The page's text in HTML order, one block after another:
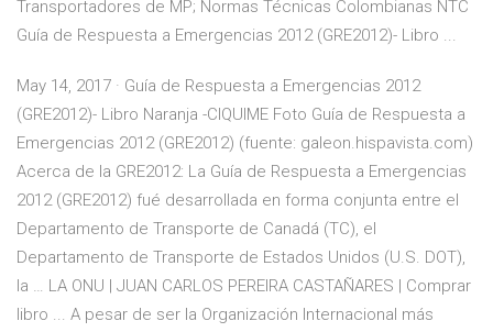
Transportadores de MP; Normas Técnicas Colombianas NTC
Guía de Respuesta a Emergencias 2012 (GRE2012)- Libro ...
May 14, 2017 · Guía de Respuesta a Emergencias 2012
(GRE2012)- Libro Naranja -CIQUIME Foto Guía de Respuesta a
Emergencias 2012 (GRE2012) (fuente: galeon.hispavista.com)
Acerca de la GRE2012: La Guía de Respuesta a Emergencias
2012 (GRE2012) fué desarrollada en forma conjunta entre el
Departamento de Transporte de Canadá (TC), el
Departamento de Transporte de Estados Unidos (U.S. DOT),
la … LA ONU | JUAN CARLOS PEREIRA CASTAÑARES | Comprar
libro ... A pesar de ser la Organización Internacional más